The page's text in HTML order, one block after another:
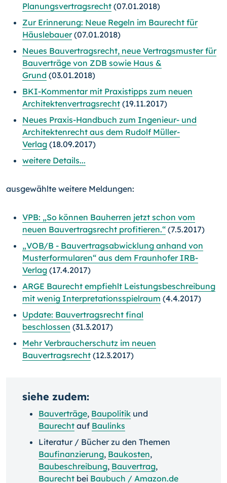
Planungsvertragsrecht (07.01.2018)
Zur Erinnerung: Neue Regeln im Baurecht für
Häuslebauer(07.01.2018)
Neues Bauvertragsrecht, neue Vertragsmuster für
Bauverträge von ZDB sowie Haus &
Grund (03.01.2018)
BKI-Kommentar mit Praxistipps zum neuen
Architektenvertragsrecht (19.11.2017)
Neues Praxis-Handbuch zum Ingenieur- und
Architektenrecht aus dem Rudolf Müller-
Verlag (18.09.2017)
weitere Details...
ausgewählte weitere Meldungen:
VPB: „So können Bauherren jetzt schon vom
neuen Bauvertragsrecht profitieren.“ (7.5.2017)
„VOB/B - Bauvertragsabwicklung anhand von
Musterformularen“ aus dem Fraunhofer IRB-
Verlag (17.4.2017)
ARGE Baurecht empfiehlt Leistungsbeschreibung
mit wenig Interpretationsspielraum (4.4.2017)
Update: Bauvertragsrecht final
beschlossen (31.3.2017)
Mehr Verbraucherschutz im neuen
Bauvertragsrecht (12.3.2017)
siehe zudem:
Bauverträge, Baupolitik und
Baurecht auf Baulinks
Literatur / Bücher zu den Themen
Baufinanzierung, Baukosten,
Baubeschreibung, Bauvertrag,
Baurecht bei Baubuch / Amazon.de